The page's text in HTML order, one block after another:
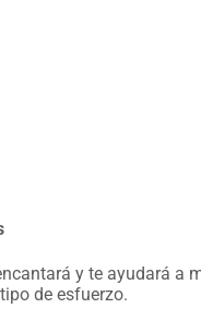
y te ayudará
de esfuerzo.